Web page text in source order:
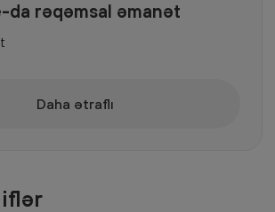
da rəqəmsal əmanət
Daha ətraflı